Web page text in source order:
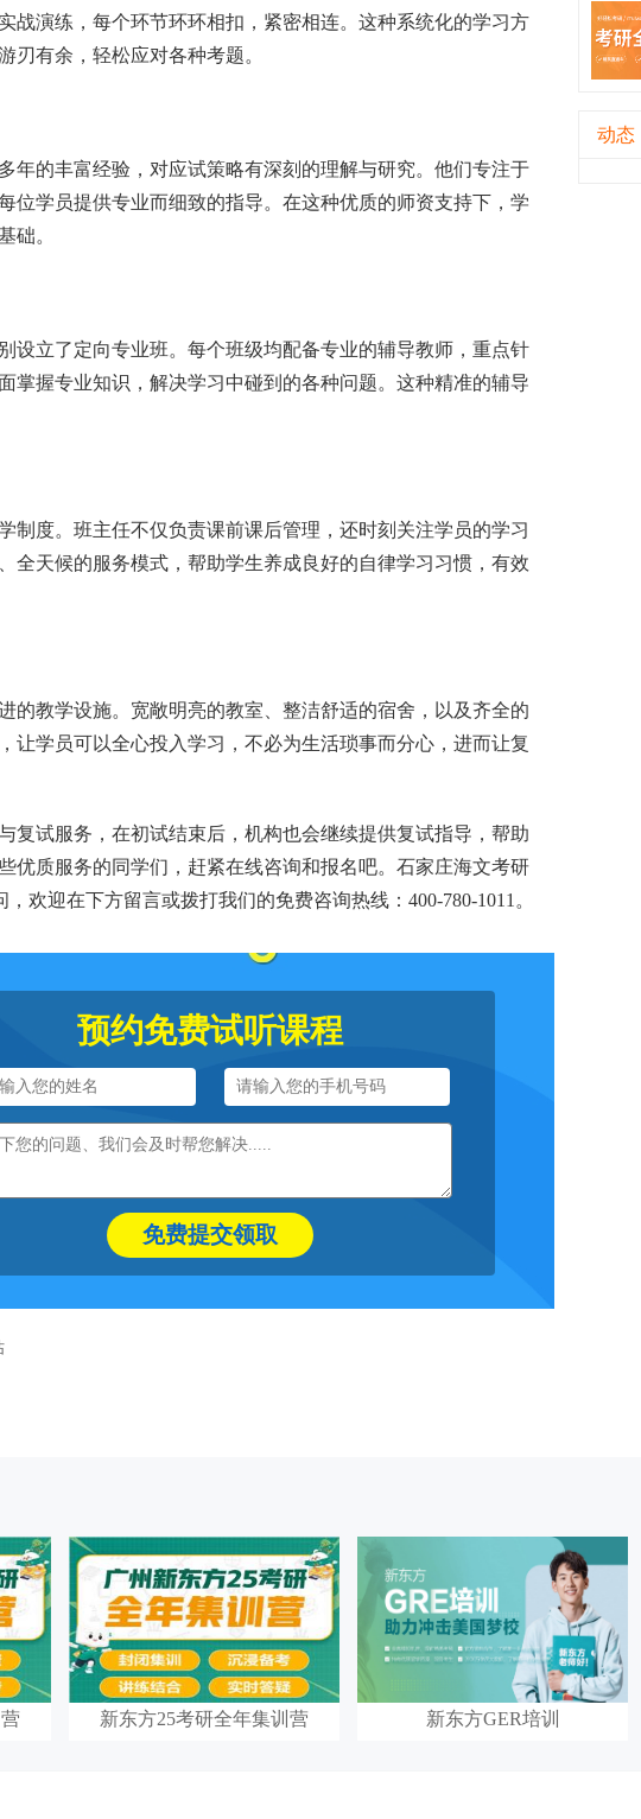
战演练，每个环节环环相扣，紧密相连。这种系统化的学习方
刃有余，轻松应对各种考题。
年的丰富经验，对应试策略有深刻的理解与研究。他们专注于
位学员提供专业而细致的指导。在这种优质的师资支持下，学
础。
设立了定向专业班。每个班级均配备专业的辅导教师，重点针
掌握专业知识，解决学习中碰到的各种问题。这种精准的辅导
制度。班主任不仅负责课前课后管理，还时刻关注学员的学习
全天候的服务模式，帮助学生养成良好的自律学习习惯，有效
的教学设施。宽敞明亮的教室、整洁舒适的宿舍，以及齐全的
学员可以全心投入学习，不必为生活琐事而分心，进而让复
复试服务，在初试结束后，机构也会继续提供复试指导，帮助
优质服务的同学们，赶紧在线咨询和报名吧。石家庄海文考研
欢迎在下方留言或拨打我们的免费咨询热线：400-780-1011。
预约免费试听课程
免费提交领取
动态
新东方25考研全年集训营 新东方GER培训